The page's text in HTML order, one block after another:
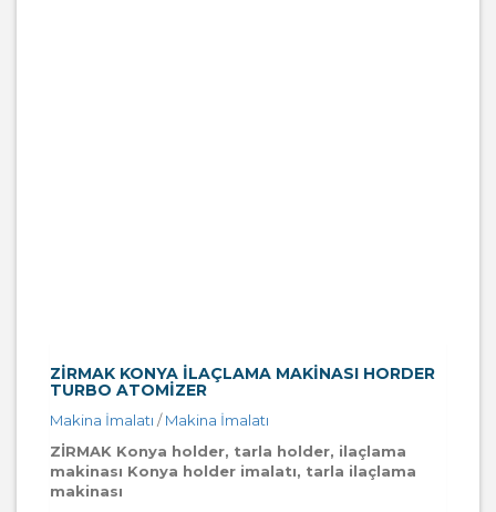
ZİRMAK KONYA İLAÇLAMA MAKINASI HORDER
TURBO ATOMIZER
Makina İmalatı /Makina İmalatı
ZİRMAK Konya holder, tarla holder, ilaçlama
makinası Konya holder imalatı, tarla ilaçlama
makinası